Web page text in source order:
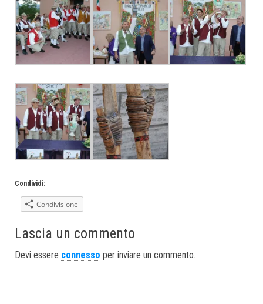
Condividi:
Condivisione
Lascia un commento
Devi essere connesso per inviare un commento.